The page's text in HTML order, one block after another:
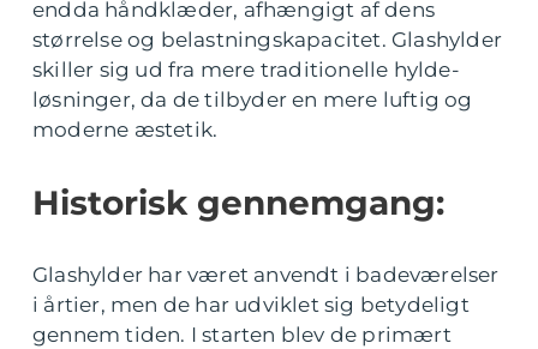
endda håndklæder, afhængigt af dens
størrelse og belastningskapacitet. Glashylder
skiller sig ud fra mere traditionelle hylde-
løsninger, da de tilbyder en mere luftig og
moderne æstetik.
Historisk gennemgang:
Glashylder har været anvendt i badeværelser
i årtier, men de har udviklet sig betydeligt
gennem tiden. I starten blev de primært